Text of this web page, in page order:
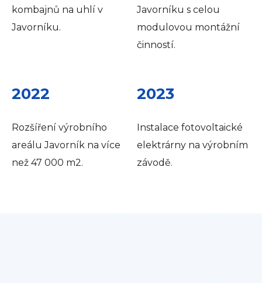
kombajnů na uhlí v
Javorníku.
Javorníku s celou
modulovou montážní
činností.
2022
Rozšíření výrobního
areálu Javorník na více
než 47 000 m2.
2023
Instalace fotovoltaické
elektrárny na výrobním
závodě.